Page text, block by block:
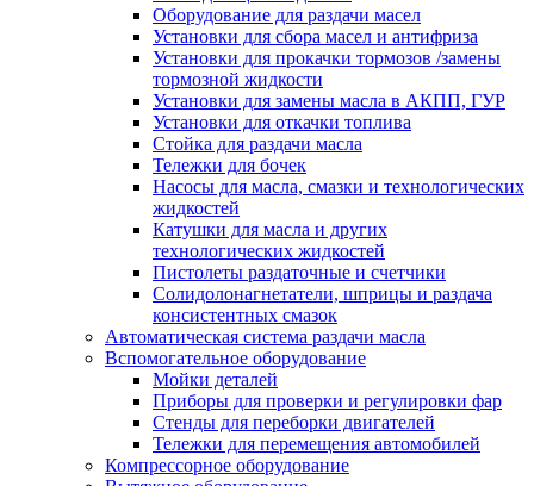
Оборудование для раздачи масел
Установки для сбора масел и антифриза
Установки для прокачки тормозов /замены
тормозной жидкости
Установки для замены масла в АКПП, ГУР
Установки для откачки топлива
Стойка для раздачи масла
Тележки для бочек
Насосы для масла, смазки и технологических
жидкостей
Катушки для масла и других
технологических жидкостей
Пистолеты раздаточные и счетчики
Солидолонагнетатели, шприцы и раздача
консистентных смазок
Автоматическая система раздачи масла
Вспомогательное оборудование
Мойки деталей
Приборы для проверки и регулировки фар
Стенды для переборки двигателей
Тележки для перемещения автомобилей
Компрессорное оборудование